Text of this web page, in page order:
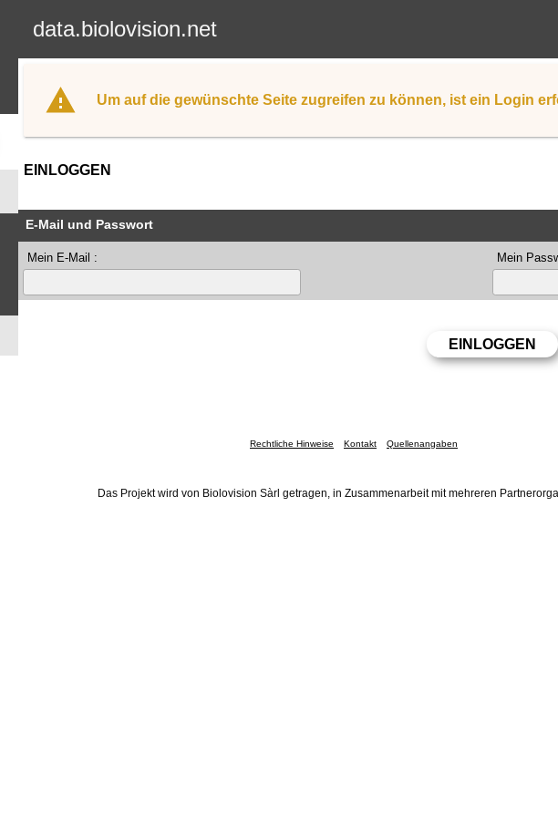
data.biolovision.net
Um auf die gewünschte Seite zugreifen zu können, ist ein Login
EINLOGGEN
E-Mail und Passwort
Mein E-Mail : Mein
Rechtliche Hinweise Kontakt Quellenangaben
Das Projekt wird von Biolovision Sàrl getragen, in Zusammenarbeit mit mehreren